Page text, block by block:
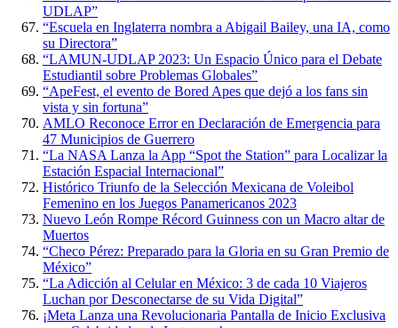
UDLAP”
“Escuela en Inglaterra nombra a Abigail Bailey, una IA, como
su Directora”
“LAMUN-UDLAP 2023: Un Espacio Único para el Debate
Estudiantil sobre Problemas Globales”
“ApeFest, el evento de Bored Apes que dejó a los fans sin
vista y sin fortuna”
AMLO Reconoce Error en Declaración de Emergencia para
47 Municipios de Guerrero
“La NASA Lanza la App “Spot the Station” para Localizar la
Estación Espacial Internacional”
Histórico Triunfo de la Selección Mexicana de Voleibol
Femenino en los Juegos Panamericanos 2023
Nuevo León Rompe Récord Guinness con un Macro altar de
Muertos
“Checo Pérez: Preparado para la Gloria en su Gran Premio de
México”
“La Adicción al Celular en México: 3 de cada 10 Viajeros
Luchan por Desconectarse de su Vida Digital”
¡Meta Lanza una Revolucionaria Pantalla de Inicio Exclusiva